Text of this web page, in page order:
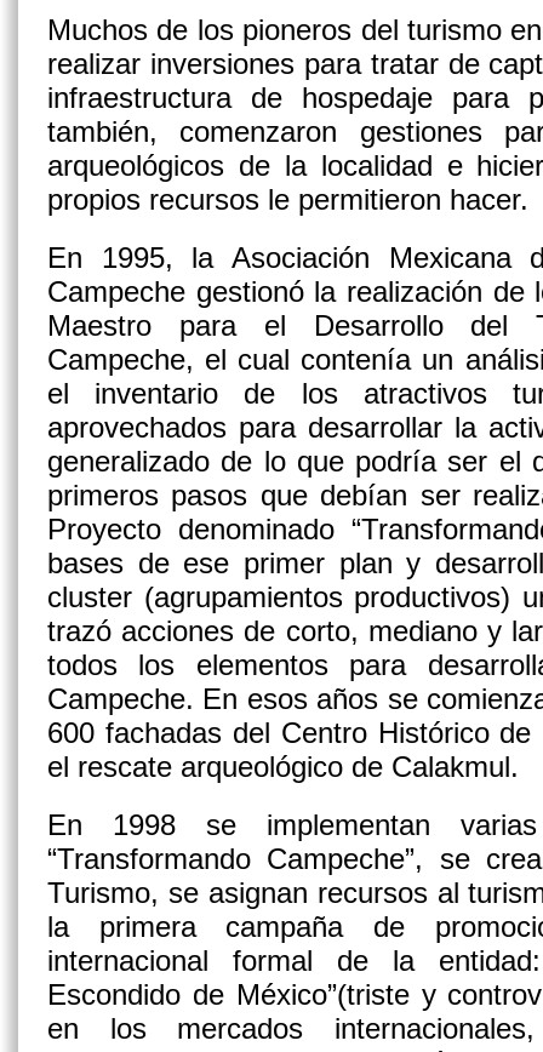
Muchos de los pioneros del turismo
realizar inversiones para tratar de
infraestructura de hospedaje para
también, comenzaron gestiones
arqueológicos de la localidad e
propios recursos le permitieron hacer.
En 1995, la Asociación Mexicana
Campeche gestionó la realización
Maestro para el Desarrollo del
Campeche, el cual contenía un
el inventario de los atractivos
aprovechados para desarrollar la
generalizado de lo que podría ser el
primeros pasos que debían ser
Proyecto denominado
bases de ese primer plan y
cluster (agrupamientos productivos)
trazó acciones de corto, mediano y
todos los elementos para
Campeche. En esos años se
600 fachadas del Centro Histórico
el rescate arqueológico de Calakmul.
En 1998 se implementan
“Transformando Campeche”, se
Turismo, se asignan recursos al
la primera campaña de
internacional formal de la
Escondido de México”(triste y
en los mercados